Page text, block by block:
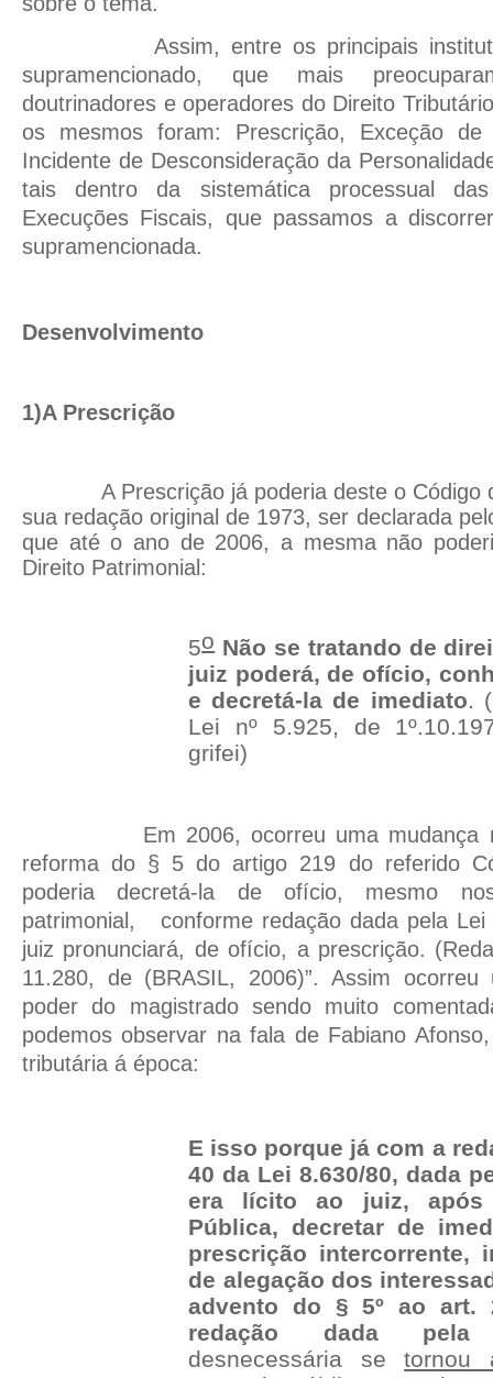
Assim, entre os principais
supramencionado, que mais
doutrinadores e operadores do Direito
os mesmos foram: Prescrição, Exceção de
Incidente de Desconsideração da
tais dentro da sistemática processual
Execuções Fiscais, que passamos a
supramencionada.
Desenvolvimento
1)A Prescrição
A Prescrição já poderia deste o Código
sua redação original de 1973, ser declarada
que até o ano de 2006, a mesma não
Direito Patrimonial:
5o Não se tratando de
juiz poderá, de ofício,
e decretá-la de imediato .
Lei nº 5.925, de
grifei)
Em 2006, ocorreu uma mudança
reforma do § 5 do artigo 219 do referido
poderia decretá-la de ofício, mesmo
patrimonial,
conforme redação dada pela Lei
juiz pronunciará, de ofício, a prescrição.
11.280, de (BRASIL, 2006)”. Assim ocorreu
poder do magistrado sendo muito
podemos observar na fala de Fabiano Afonso,
tributária á época:
E isso porque já com a
40 da Lei 8.630/80, dada
era lícito ao juiz, após
Pública, decretar de
prescrição intercorrente,
de alegação dos
advento do § 5º ao art.
redação dada pela
desnecessária setornou